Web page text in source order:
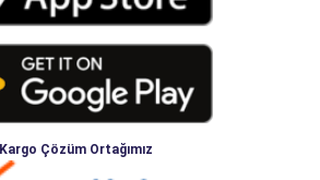
Kargo Çözüm Ortağımız